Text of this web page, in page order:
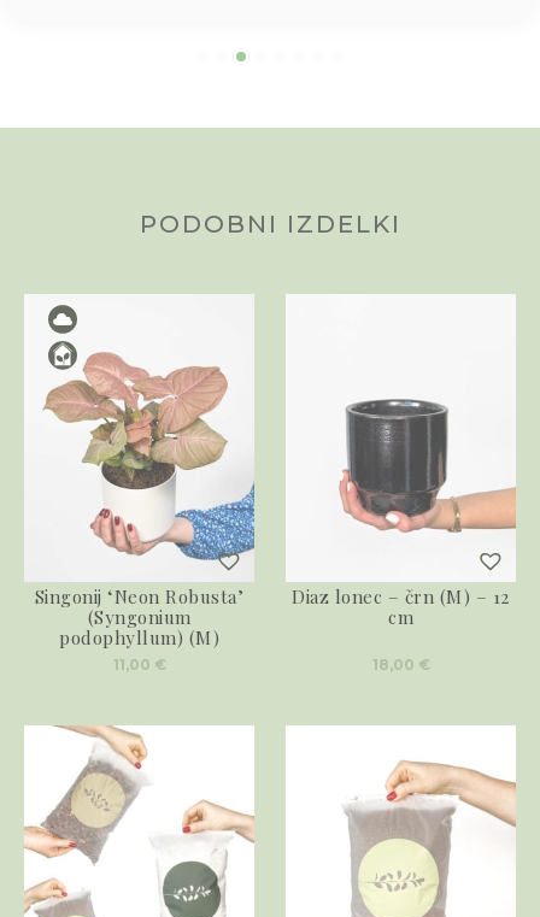
PODOBNI IZDELKI
Singonij ‘Neon Robusta’
(Syngonium
podophyllum) (M)
11,00 €
Diaz lonec – črn (M) – 12
cm
18,00 €